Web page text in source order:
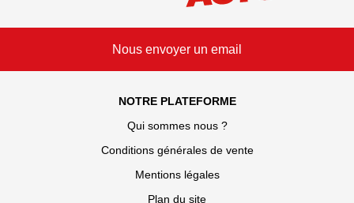
Nous envoyer un email
NOTRE PLATEFORME
Qui sommes nous ?
Conditions générales de vente
Mentions légales
Plan du site